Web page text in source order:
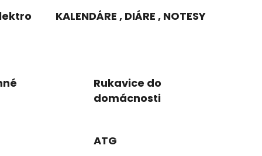
KOŠÍK
KALENDÁRE , DIÁRE , NOTESY
Rukavice do
domácnosti
ATG